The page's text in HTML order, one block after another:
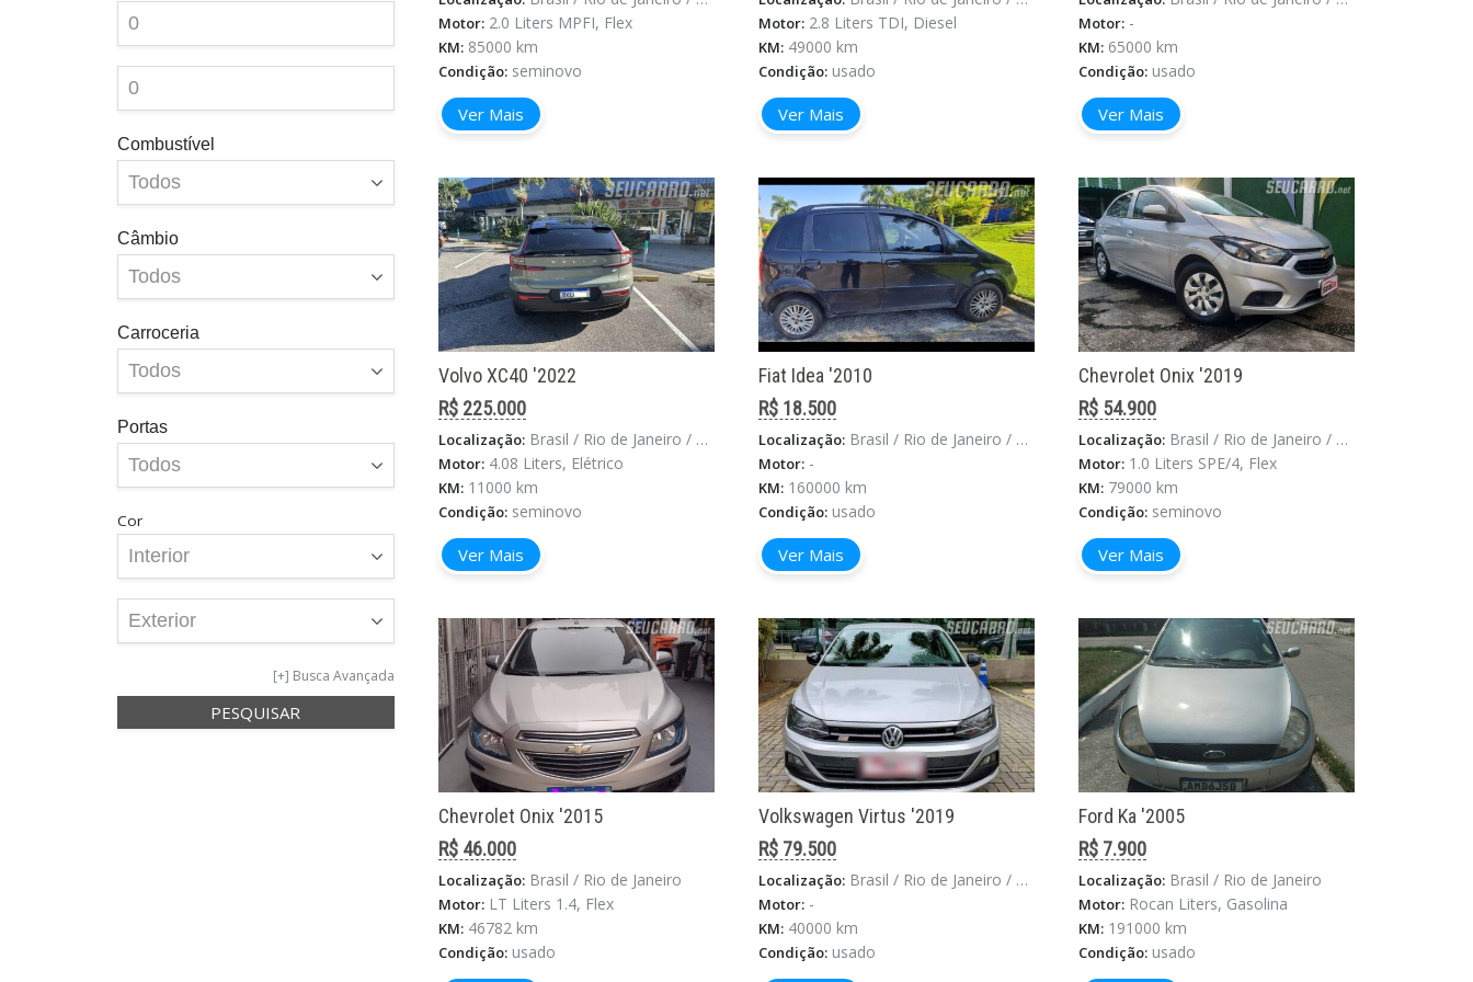
Motor: 2.0 Liters MPFI, Flex
KM: 85000 km
Condição: seminovo
Ver Mais
Motor: 2.8 Liters TDI, Diesel
KM: 49000 km
Condição: usado
Ver Mais
Motor: -
KM: 65000 km
Condição: usado
Ver Mais
Volvo XC40 '2022
R$ 225.000
Localização: Brasil / Rio de Janeiro / Rio De Janeiro
Motor: 4.08 Liters, Elétrico
KM: 11000 km
Condição: seminovo
Ver Mais
Fiat Idea '2010
R$ 18.500
Localização: Brasil / Rio de Janeiro / Estado Do Rio De Janeiro
Motor: -
KM: 160000 km
Condição: usado
Ver Mais
Chevrolet Onix '2019
R$ 54.900
Localização: Brasil / Rio de Janeiro / Rio De Janeiro
Motor: 1.0 Liters SPE/4, Flex
KM: 79000 km
Condição: seminovo
Ver Mais
Chevrolet Onix '2015
R$ 46.000
Localização: Brasil / Rio de Janeiro
Motor: LT Liters 1.4, Flex
KM: 46782 km
Condição: usado
Volkswagen Virtus '2019
R$ 79.500
Localização: Brasil / Rio de Janeiro / Rio De Janeiro
Motor: -
KM: 40000 km
Condição: usado
Ford Ka '2005
R$ 7.900
Localização: Brasil / Rio de Janeiro
Motor: Rocan Liters, Gasolina
KM: 191000 km
Condição: usado
Combustível
Câmbio
Carroceria
Portas
Cor
Busca Avançada